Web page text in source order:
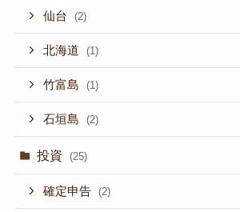
仙台 (2)
北海道 (1)
竹富島 (1)
石垣島 (2)
投資 (25)
確定申告 (2)